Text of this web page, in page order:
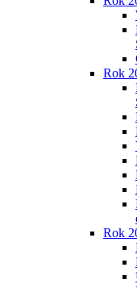
Rok
Rok